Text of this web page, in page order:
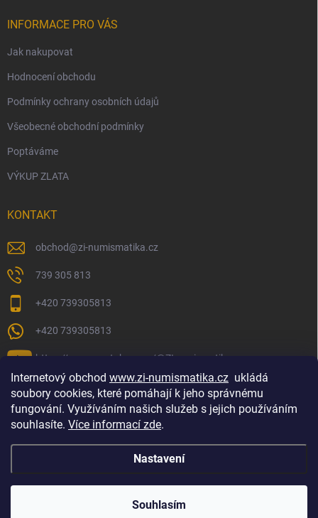
Internetový obchod www.zi-numismatika.cz ukládá
soubory cookies, které pomáhají k jeho správnému
fungování. Využíváním našich služeb s jejich používáním
souhlasíte. Více informací zde.
Nastavení
Souhlasím
INFORMACE PRO VÁS
Jak nakupovat
Hodnocení obchodu
Podmínky ochrany osobních údajů
Všeobecné obchodní podmínky
Poptáváme
VÝKUP ZLATA
KONTAKT
obchod@zi-numismatika.cz
739 305 813
+420 739305813
+420 739305813
https://www.youtube.com/@ZInumismatika
Zlaté investování Golf shop Golfstart Houby a bylinky
ZI-NUMISMATIKA . Všechna práva vyhrazena.